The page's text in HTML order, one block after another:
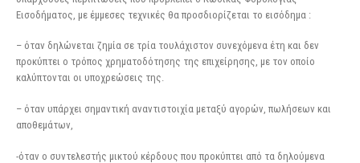
Εισοδήματος, με έμμεσες τεχνικές θα προσδιορίζεται το εισόδημα :
– όταν δηλώνεται ζημία σε τρία τουλάχιστον συνεχόμενα έτη και δεν
προκύπτει ο τρόπος χρηματοδότησης της επιχείρησης, με τον οποίο
καλύπτονται οι υποχρεώσεις της.
– όταν υπάρχει σημαντική αναντιστοιχία μεταξύ αγορών, πωλήσεων και
αποθεμάτων,
-όταν ο συντελεστής μικτού κέρδους που προκύπτει από τα δηλούμενα